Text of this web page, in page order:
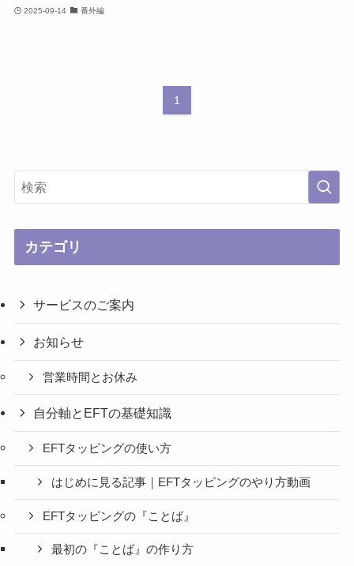
2025-09-14 番外編
1
カテゴリ
サービスのご案内
お知らせ
営業時間とお休み
自分軸とEFTの基礎知識
EFTタッピングの使い方
はじめに見る記事｜EFTタッピングのやり方動画
EFTタッピングの『ことば』
最初の『ことば』の作り方